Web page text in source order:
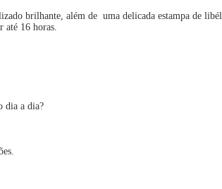
brilhante, além de uma delicada estampa de
até 16 horas.
dia a dia?